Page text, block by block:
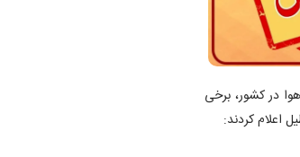
در کشور، برخی
اعلام کردند: